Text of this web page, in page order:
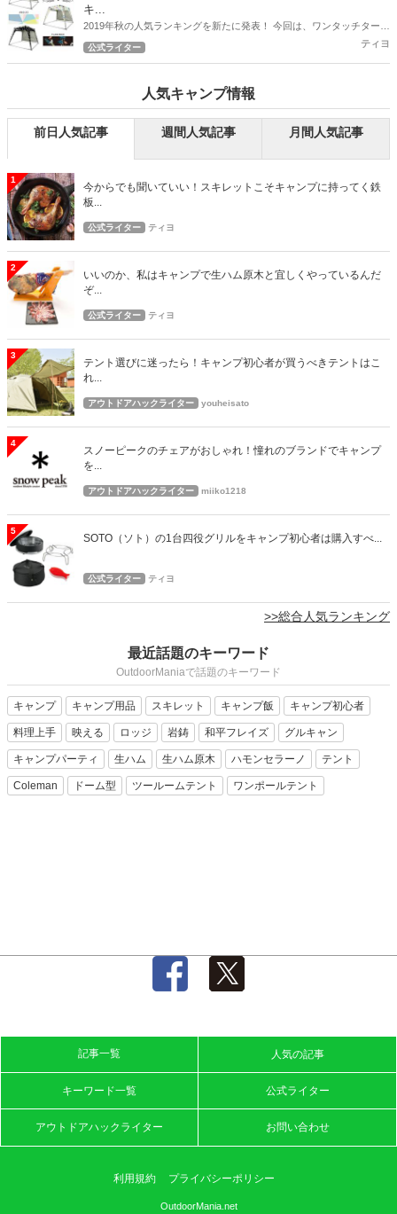
キ...
2019年秋の人気ランキングを新たに発表！ 今回は、ワンタッチタープ
の人気ランキングとなります！
公式ライター ティヨ
人気キャンプ情報
前日人気記事 週間人気記事 月間人気記事
1
今からでも聞いていい！スキレットこそキャンプに持ってく鉄
板...
公式ライター ティヨ
2
いいのか、私はキャンプで生ハム原木と宜しくやっているんだ
ぞ...
公式ライター ティヨ
3
テント選びに迷ったら！キャンプ初心者が買うべきテントはこ
れ...
アウトドアハックライター youheisato
4
スノーピークのチェアがおしゃれ！憧れのブランドでキャンプ
を...
アウトドアハックライター miiko1218
5
SOTO（ソト）の1台四役グリルをキャンプ初心者は購入すべ...
公式ライター ティヨ
>>総合人気ランキング
最近話題のキーワード
OutdoorManiaで話題のキーワード
キャンプ キャンプ用品 スキレット キャンプ飯 キャンプ初心者
料理上手 映える ロッジ 岩鋳 和平フレイズ グルキャン
キャンプパーティ 生ハム 生ハム原木 ハモンセラーノ テント
Coleman ドーム型 ツールームテント ワンポールテント
記事一覧 人気の記事
キーワード一覧 公式ライター
アウトドアハックライター お問い合わせ
利用規約 プライバシーポリシー
OutdoorMania.net